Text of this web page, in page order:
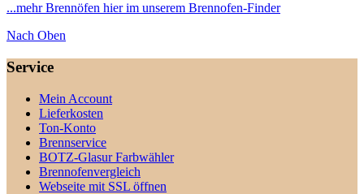
...mehr Brennöfen hier im unserem Brennofen-Finder
Nach Oben
Service
Mein Account
Lieferkosten
Ton-Konto
Brennservice
BOTZ-Glasur Farbwähler
Brennofenvergleich
Webseite mit SSL öffnen